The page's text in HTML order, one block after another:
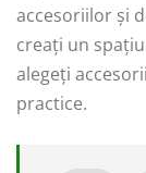
accesoriilor și
creați un
alegeți
practice.